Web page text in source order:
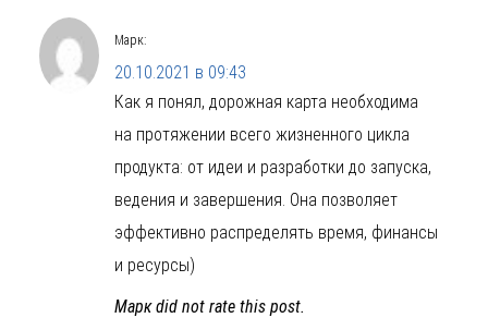
Марк:
20.10.2021 в 09:43
Как я понял, дорожная карта необходима
на протяжении всего жизненного цикла
продукта: от идеи и разработки до запуска,
ведения и завершения. Она позволяет
эффективно распределять время, финансы
и ресурсы)
Марк did not rate this post.